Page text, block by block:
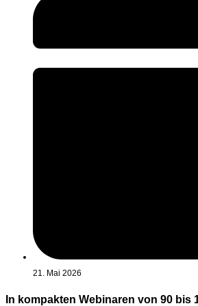
21. Mai 2026
In kompakten Webinaren von 90 bis